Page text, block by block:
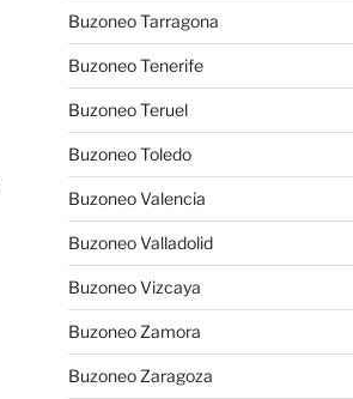
Buzoneo Tarragona
Buzoneo Tenerife
Buzoneo Teruel
Buzoneo Toledo
Buzoneo Valencia
Buzoneo Valladolid
Buzoneo Vizcaya
Buzoneo Zamora
Buzoneo Zaragoza